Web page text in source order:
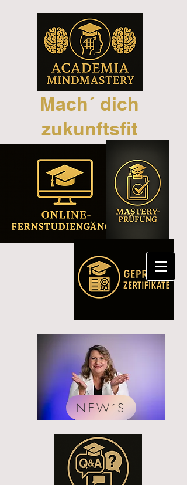
Mach´ dich
zukunftsfit
NEW´S